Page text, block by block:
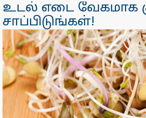
உடல் எடை வேகமாக
சாப்பிடுங்கள்!